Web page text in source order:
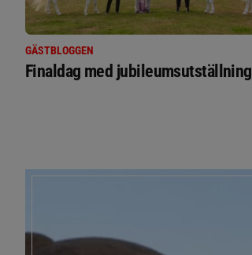
GÄSTBLOGGEN
Finaldag med jubileumsutställning